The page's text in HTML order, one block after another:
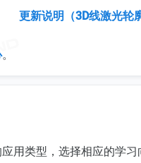
更新说明（3D线激光轮
。
用类型，选择相应的学习